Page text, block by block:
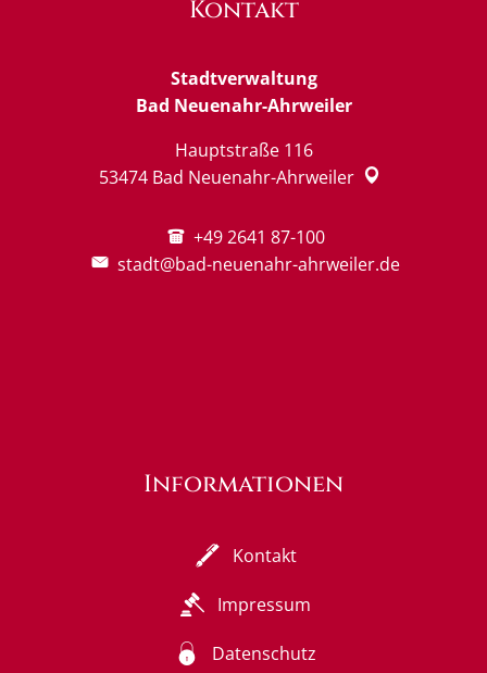
Kontakt
Stadtverwaltung
Bad Neuenahr-Ahrweiler
Hauptstraße 116
53474 Bad Neuenahr-Ahrweiler
+49 2641 87-100
stadt@bad-neuenahr-ahrweiler.de
Informationen
Kontakt
Impressum
Datenschutz